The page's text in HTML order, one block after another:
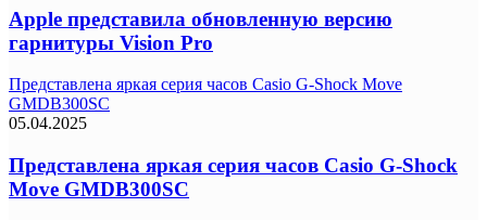
Apple представила обновленную версию
гарнитуры Vision Pro
Представлена яркая серия часов Casio G-Shock Move
GMDB300SC
05.04.2025
Представлена яркая серия часов Casio G-Shock
Move GMDB300SC